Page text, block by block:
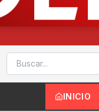
INICIO